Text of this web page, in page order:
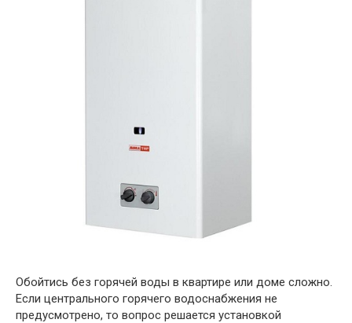
Обойтись без горячей воды в квартире или доме сложно.
Если центрального горячего водоснабжения не
предусмотрено, то вопрос решается установкой